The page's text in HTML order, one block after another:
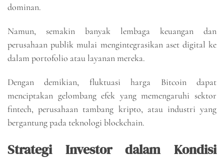
dominan.
Namun, semakin banyak lembaga keuangan dan
perusahaan publik mulai mengintegrasikan aset digital ke
dalam portofolio atau layanan mereka.
Dengan demikian, fluktuasi harga Bitcoin dapat
menciptakan gelombang efek yang memengaruhi sektor
fintech, perusahaan tambang kripto, atau industri yang
bergantung pada teknologi blockchain.
Strategi Investor dalam Kondisi